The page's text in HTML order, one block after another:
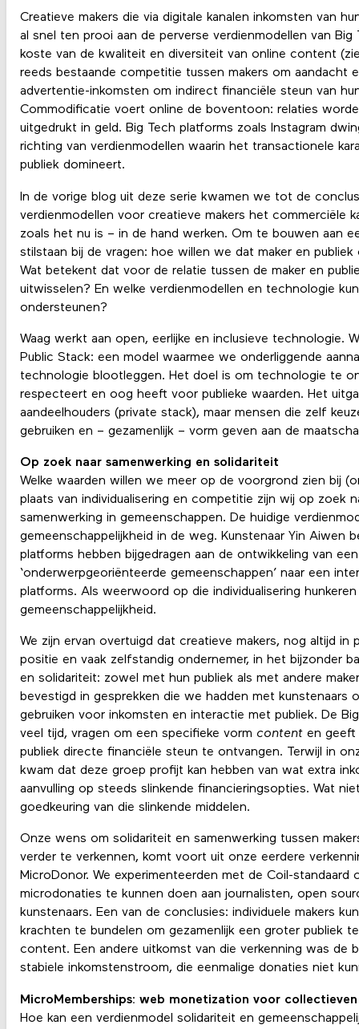
Creatieve makers die via digitale kanalen inkomsten van
al snel ten prooi aan de perverse verdienmodellen van
koste van de kwaliteit en diversiteit van online content
reeds bestaande competitie tussen makers om aandacht
advertentie-inkomsten om indirect financiële steun van
Commodificatie voert online de boventoon: relaties
uitgedrukt in geld. Big Tech platforms zoals Instagram
richting van verdienmodellen waarin het transactionele
publiek domineert.
In de vorige blog uit deze serie kwamen we tot de
verdienmodellen voor creatieve makers het commerciële
zoals het nu is – in de hand werken. Om te bouwen aan
stilstaan bij de vragen: hoe willen we dat maker en
Wat betekent dat voor de relatie tussen de maker en
uitwisselen? En welke verdienmodellen en technologie
ondersteunen?
Waag werkt aan open, eerlijke en inclusieve technologie.
Public Stack: een model waarmee we onderliggende
technologie blootleggen. Het doel is om technologie te
respecteert en oog heeft voor publieke waarden. Het
aandeelhouders (private stack), maar mensen die zelf
gebruiken en – gezamenlijk – vorm geven aan de
Op zoek naar samenwerking en solidariteit
Welke waarden willen we meer op de voorgrond zien bij
plaats van individualisering en competitie zijn wij op zoek
samenwerking in gemeenschappen. De huidige
gemeenschappelijkheid in de weg. Kunstenaar Yin Aiwen
platforms hebben bijgedragen aan de ontwikkeling van
‘onderwerpgeoriënteerde gemeenschappen’ naar een
platforms. Als weerwoord op die individualisering
gemeenschappelijkheid.
We zijn ervan overtuigd dat creatieve makers, nog altijd in
positie en vaak zelfstandig ondernemer, in het bijzonder
en solidariteit: zowel met hun publiek als met andere
bevestigd in gesprekken die we hadden met kunstenaars
gebruiken voor inkomsten en interactie met publiek. De
veel tijd, vragen om een specifieke vorm contenten geeft
publiek directe financiële steun te ontvangen. Terwijl in
kwam dat deze groep profijt kan hebben van wat extra
aanvulling op steeds slinkende financieringsopties. Wat
goedkeuring van die slinkende middelen.
Onze wens om solidariteit en samenwerking tussen
verder te verkennen, komt voort uit onze eerdere
MicroDonor. We experimenteerden met de Coil-standaard
microdonaties te kunnen doen aan journalisten, open
kunstenaars. Een van de conclusies: individuele makers
krachten te bundelen om gezamenlijk een groter publiek
content. Een andere uitkomst van die verkenning was de
stabiele inkomstenstroom, die eenmalige donaties niet
MicroMemberships: web monetization voor collectieven
Hoe kan een verdienmodel solidariteit en